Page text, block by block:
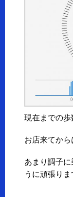
現在までの
お店来てか
あまり調子
うに頑張り